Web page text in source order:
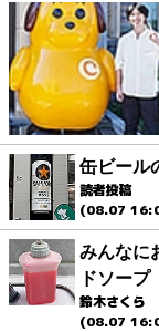
缶ビール
読者投稿
(08.07
みんなに
ドソープ
鈴木さくら
(08.07